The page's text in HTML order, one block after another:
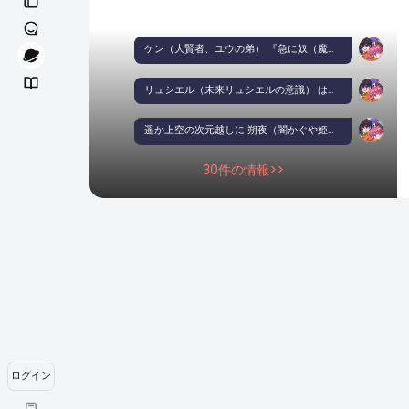
ログイン
ケン（大賢者、ユウの弟） 『急に奴（魔神王）の 動きが止まり…苦しみ出した… 今が…《封界転送陣》を当てる チャンスなんじゃ？！』
リュシエル（未来リュシエルの意識） は冷や汗を流しながらも 冷静に天空を見据え呟く 『ダメよ…横槍が入ったわ… 今、魔法陣を放っても、 奴等（かぐや達）に迎撃される』
遥か上空の次元越しに 朔夜（闇かぐや姫） は人差し指を銃の様に見立て ため息をつき…呟く 『放たぬのか？…フン… つまらぬのう… 妾（ワラワ）は 射撃ごっこも得意なのじゃがな…』
30件の情報>>